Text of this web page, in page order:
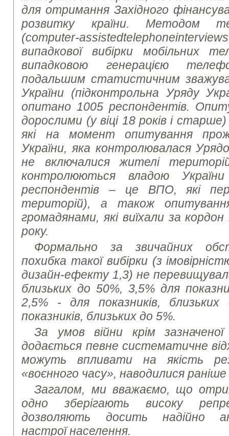
для отримання Західного
розвитку країни. Методом
(computer-assistedtelephoneinterviews
випадкової вибірки мобільних
випадковою генерацією
подальшим статистичним
України (підконтрольна Уряду
опитано 1005 респондентів.
дорослими (у віці 18 років і
які на момент опитування
України, яка контролювалася
не включалися жителі
контролюються владою
респондентів – це ВПО, які
територій), а також
громадянами, які виїхали за
року.
Формально за звичайних
похибка такої вибірки (з
дизайн-ефекту 1,3) не
близьких до 50%, 3,5% для
2,5% - для показників,
показників, близьких до 5%.
За умов війни крім
додається певне систематичне
можуть впливати на якість
«воєнного часу», наводилися
Загалом, ми вважаємо, що
одно зберігають високу
дозволяють досить надійно
настрої населення.